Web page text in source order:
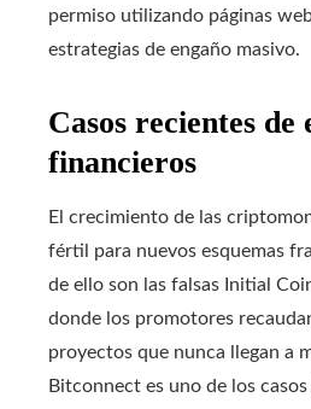
permiso utilizando páginas
estrategias de engaño masivo.
Casos recientes de
financieros
El crecimiento de las
fértil para nuevos esquemas
de ello son las falsas Initial
donde los promotores
proyectos que nunca llegan a
Bitconnect es uno de los